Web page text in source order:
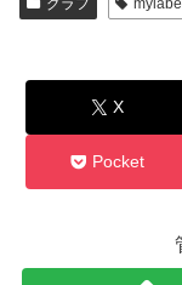
e
o
o
k
er
X
Pocket